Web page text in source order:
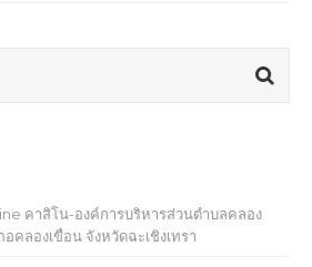
คาสิโน-องค์การบริหารส่วนตำบลคลอง
คลองเขื่อน จังหวัดฉะเชิงเทรา